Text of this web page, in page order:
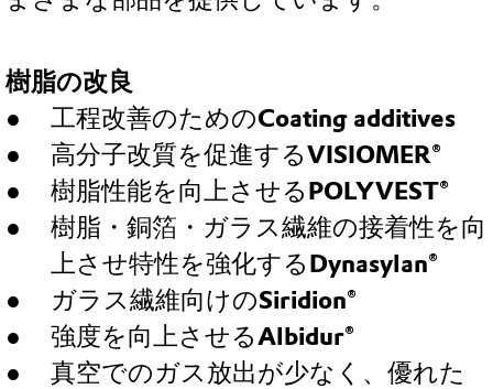
樹脂の改良
工程改善のためのCoating additives
高分子改質を促進するVISIOMER®
樹脂性能を向上させるPOLYVEST®
樹脂・銅箔・ガラス繊維の接着性を向
上させ特性を強化するDynasylan®
ガラス繊維向けのSiridion®
強度を向上させるAlbidur®
真空でのガス放出が少なく、優れた